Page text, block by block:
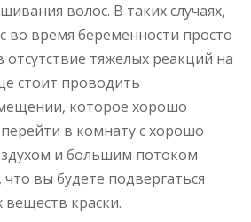
волос. В таких случаях,
во время беременности просто
тяжелых реакций на
стоит проводить
которое хорошо
в комнату с хорошо
и большим потоком
вы будете подвергаться
краски.